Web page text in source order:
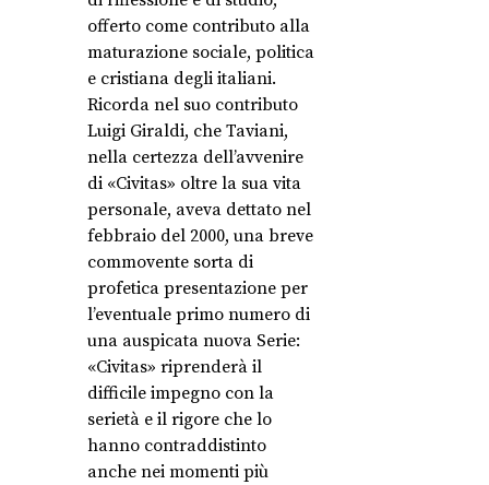
offerto come contributo alla
maturazione sociale, politica
e cristiana degli italiani.
Ricorda nel suo contributo
Luigi Giraldi, che Taviani,
nella certezza dell’avvenire
di «Civitas» oltre la sua vita
personale, aveva dettato nel
febbraio del 2000, una breve
commovente sorta di
profetica presentazione per
l’eventuale primo numero di
una auspicata nuova Serie:
«Civitas» riprenderà il
difficile impegno con la
serietà e il rigore che lo
hanno contraddistinto
anche nei momenti più